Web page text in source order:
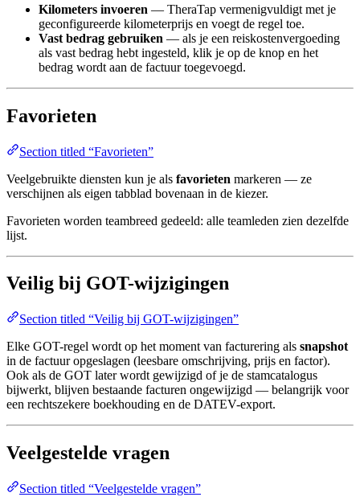
Kilometers invoeren — TheraTap vermenigvuldigt met je
geconfigureerde kilometerprijs en voegt de regel toe.
Vast bedrag gebruiken — als je een reiskostenvergoeding
als vast bedrag hebt ingesteld, klik je op de knop en het
bedrag wordt aan de factuur toegevoegd.
Favorieten
Section titled “Favorieten”
Veelgebruikte diensten kun je als favorieten markeren — ze
verschijnen als eigen tabblad bovenaan in de kiezer.
Favorieten worden teambreed gedeeld: alle teamleden zien dezelfde
lijst.
Veilig bij GOT-wijzigingen
Section titled “Veilig bij GOT-wijzigingen”
Elke GOT-regel wordt op het moment van facturering als snapshot
in de factuur opgeslagen (leesbare omschrijving, prijs en factor).
Ook als de GOT later wordt gewijzigd of je de stamcatalogus
bijwerkt, blijven bestaande facturen ongewijzigd — belangrijk voor
een rechtszekere boekhouding en de DATEV-export.
Veelgestelde vragen
Section titled “Veelgestelde vragen”